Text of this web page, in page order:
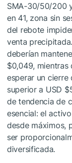
SMA-30/50/200
en 41, zona sin
del rebote
venta
deberían
$0,049, mientras
esperar un
superior a USD
de tendencia de
esencial: el
desde máximos,
ser
diversificada.